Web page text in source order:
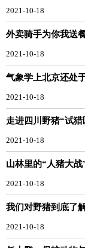
2021-10-18
外卖骑手为你我送
2021-10-18
气象学上北京还处
2021-10-18
走进四川野猪“试猎
2021-10-18
山林里的“人猪大战
2021-10-18
我们对野猪到底了
2021-10-18